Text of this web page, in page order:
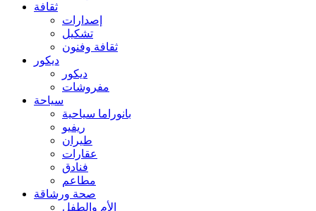
ثقافة
إصدارات
تشكيل
ثقافة وفنون
ديكور
ديكور
مفروشات
سياحة
بانوراما سياحية
ريفيو
طيران
عقارات
فنادق
مطاعم
صحة ورشاقة
الأم والطفل